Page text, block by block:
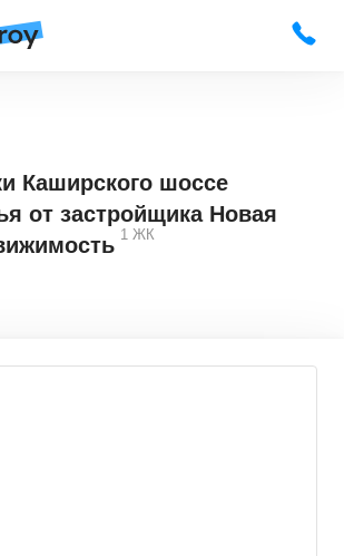
Каширского шоссе
от застройщика Новая
1 ЖК